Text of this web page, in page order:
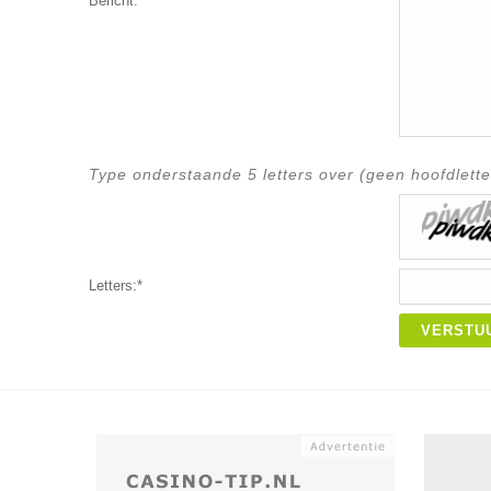
Type onderstaande 5 letters over (geen
Letters:*